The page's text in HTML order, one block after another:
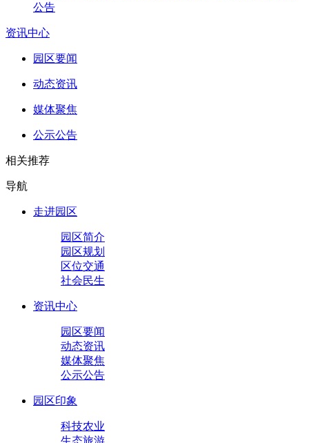
公告
资讯中心
园区要闻
动态资讯
媒体聚焦
公示公告
相关推荐
导航
走进园区
园区简介
园区规划
区位交通
社会民生
资讯中心
园区要闻
动态资讯
媒体聚焦
公示公告
园区印象
科技农业
生态旅游